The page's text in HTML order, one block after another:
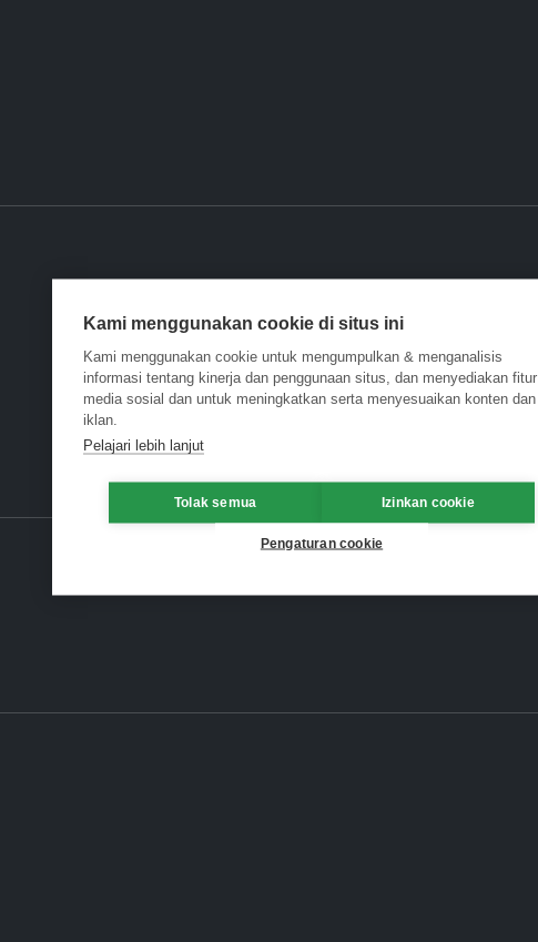
Kami menggunakan cookie di situs ini
Kami menggunakan cookie untuk mengumpulkan & menganalisis
informasi tentang kinerja dan penggunaan situs, dan menyediakan fitur
media sosial dan untuk meningkatkan serta menyesuaikan konten dan
iklan.
Pelajari lebih lanjut
Tolak semua Izinkan cookie
Pengaturan cookie